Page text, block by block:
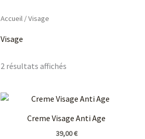
Accueil/ Visage
Visage
2 résultats affichés
Creme Visage Anti Age
39,00€